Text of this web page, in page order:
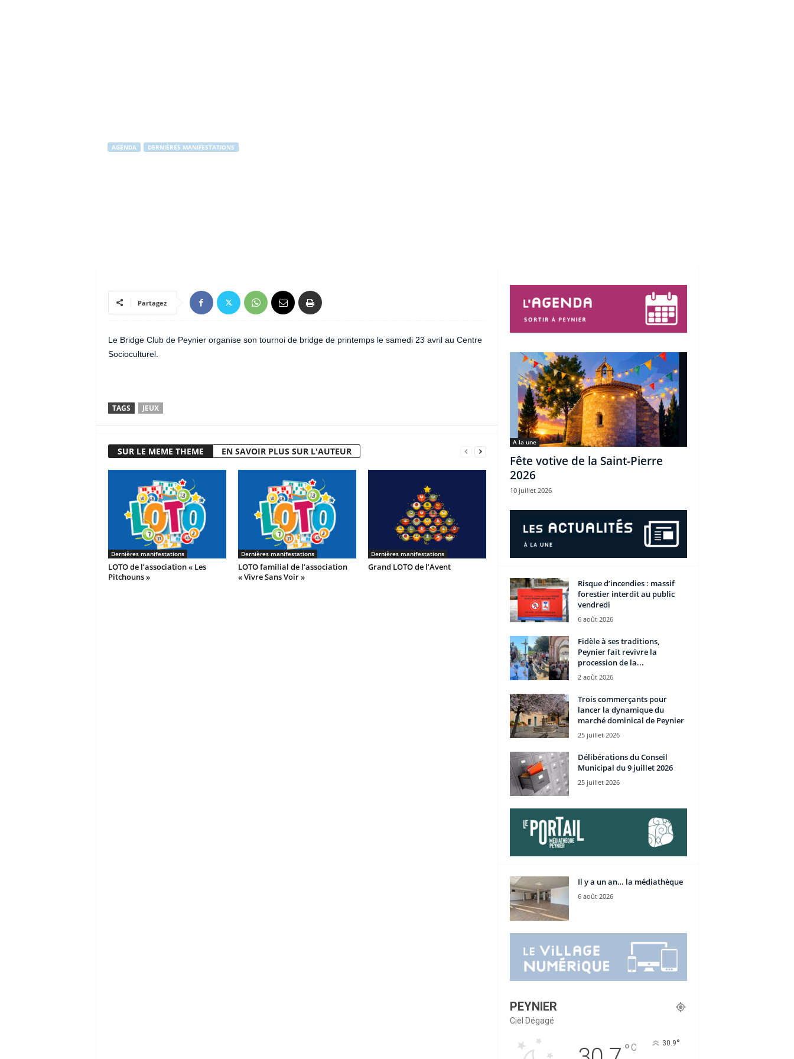
AGENDA DERNIÈRES MANIFESTATIONS
Partagez
Le Bridge Club de Peynier organise son tournoi de bridge de printemps le samedi 23 avril au Centre
Socioculturel.
TAGS JEUX
SUR LE MEME THEME EN SAVOIR PLUS SUR L'AUTEUR
Dernières manifestations
LOTO de l’association « Les
Pitchouns »
Dernières manifestations
LOTO familial de l’association
« Vivre Sans Voir »
Dernières manifestations
Grand LOTO de l’Avent
A la une
Fête votive de la Saint-Pierre
2026
10 juillet 2026
Risque d’incendies : massif
forestier interdit au public
vendredi
6 août 2026
Fidèle à ses traditions,
Peynier fait revivre la
procession de la...
2 août 2026
Trois commerçants pour
lancer la dynamique du
marché dominical de Peynier
25 juillet 2026
Délibérations du Conseil
Municipal du 9 juillet 2026
25 juillet 2026
Il y a un an… la médiathèque
6 août 2026
PEYNIER
Ciel Dégagé
°C 30.9°